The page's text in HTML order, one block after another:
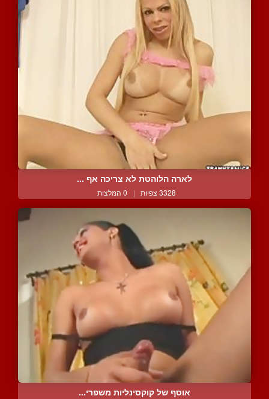
לארה הלוהטת לא צריכה אף ...
3328 צפיות | 0 המלצות
אוסף של קוקסינליות משפרי...